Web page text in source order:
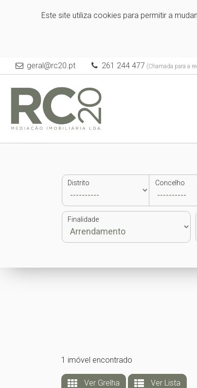
Este site utiliza cookies para permitir a
geral@rc20.pt 261 244 477 (Chamada para a
Distrito Concelho
Finalidade
1 imóvel encontrado
Ver Grelha Ver Lista